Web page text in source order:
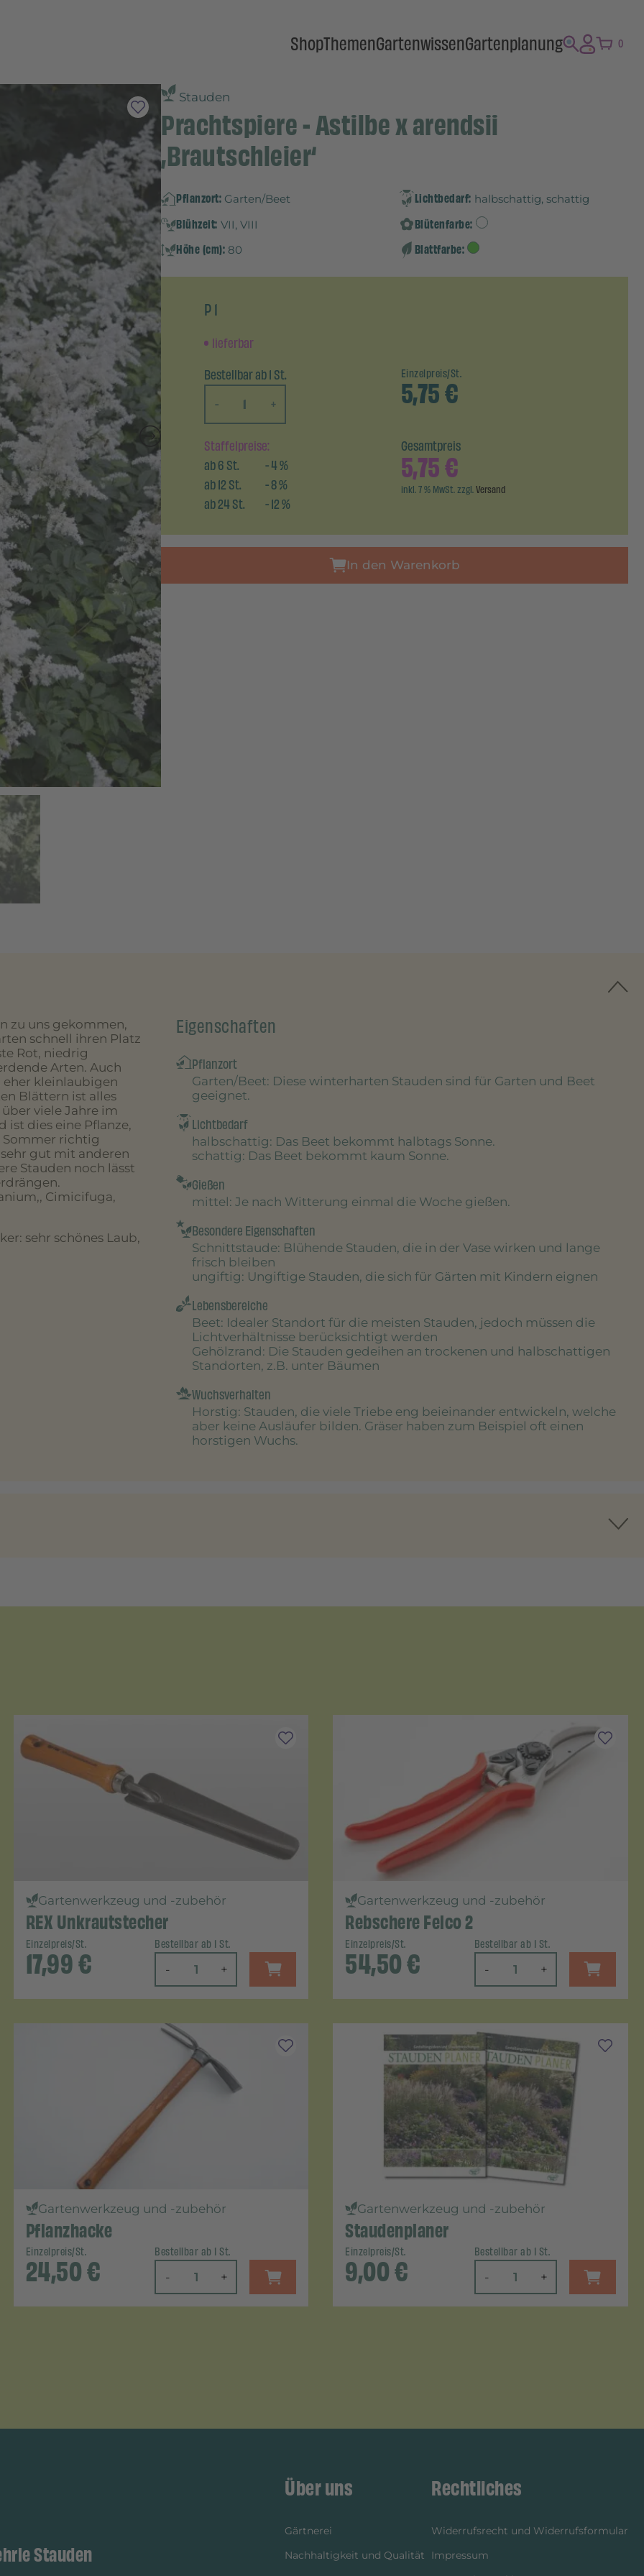
ShopThemenGartenwissenGartenplanung 0
Stauden
Prachtspiere - Astilbe x arendsii
‚Brautschleier‘
Pflanzort: Garten/Beet Lichtbedarf: halbschattig, schattig
Blühzeit: VII, VIII
Blütenfarbe:
Höhe (cm): 80 Blattfarbe:
P 1
lieferbar
Bestellbar ab 1 St.
-
+
Einzelpreis/St.
5,75€
Staffelpreise:
ab6St. -4%
ab12St. -8%
ab24St. -12%
Gesamtpreis
5,75€
inkl. 7 % MwSt. zzgl.Versand
In den Warenkorb
zu uns gekommen,
schnell ihren Platz
Rot, niedrig
Arten. Auch
eher kleinlaubigen
Blättern ist alles
viele Jahre im
ist dies eine Pflanze,
Sommer richtig
gut mit anderen
Stauden noch lässt
Cimicifuga,
sehr schönes Laub,
Eigenschaften
Pflanzort
Garten/Beet: Diese winterharten Stauden sind für Garten und Beet
geeignet.
Lichtbedarf
halbschattig: Das Beet bekommt halbtags Sonne.
schattig: Das Beet bekommt kaum Sonne.
Gießen
mittel : Je nach Witterung einmal die Woche gießen.
Besondere Eigenschaften
Schnittstaude: Blühende Stauden, die in der Vase wirken und lange
frisch bleiben
ungiftig: Ungiftige Stauden, die sich für Gärten mit Kindern eignen
Lebensbereiche
Beet: Idealer Standort für die meisten Stauden, jedoch müssen die
Lichtverhältnisse berücksichtigt werden
Gehölzrand: Die Stauden gedeihen an trockenen und halbschattigen
Standorten, z.B. unter Bäumen
Wuchsverhalten
Horstig: Stauden, die viele Triebe eng beieinander entwickeln, welche
aber keine Ausläufer bilden. Gräser haben zum Beispiel oft einen
horstigen Wuchs.
Gartenwerkzeug und -zubehör
REX Unkrautstecher
Einzelpreis/St.
17,99€
Bestellbar ab 1 St.
- +
Gartenwerkzeug und -zubehör
Rebschere Felco 2
Einzelpreis/St.
54,50€
Bestellbar ab 1 St.
- +
Gartenwerkzeug und -zubehör
Pflanzhacke
Einzelpreis/St.
24,50€
Bestellbar ab 1 St.
- +
Gartenwerkzeug und -zubehör
Staudenplaner
Einzelpreis/St.
9,00€
Bestellbar ab 1 St.
- +
Stauden
Über uns
Gärtnerei
Nachhaltigkeit und Qualität
Rechtliches
Widerrufsrecht und Widerrufsformular
Impressum